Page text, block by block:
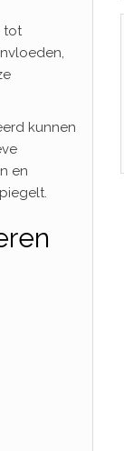
tot
kunnen
en